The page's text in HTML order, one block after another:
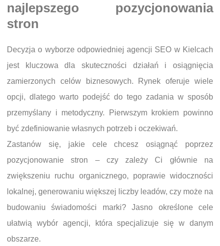
najlepszego pozycjonowania
stron
Decyzja o wyborze odpowiedniej agencji SEO w Kielcach
jest kluczowa dla skuteczności działań i osiągnięcia
zamierzonych celów biznesowych. Rynek oferuje wiele
opcji, dlatego warto podejść do tego zadania w sposób
przemyślany i metodyczny. Pierwszym krokiem powinno
być zdefiniowanie własnych potrzeb i oczekiwań.
Zastanów się, jakie cele chcesz osiągnąć poprzez
pozycjonowanie stron – czy zależy Ci głównie na
zwiększeniu ruchu organicznego, poprawie widoczności
lokalnej, generowaniu większej liczby leadów, czy może na
budowaniu świadomości marki? Jasno określone cele
ułatwią wybór agencji, która specjalizuje się w danym
obszarze.